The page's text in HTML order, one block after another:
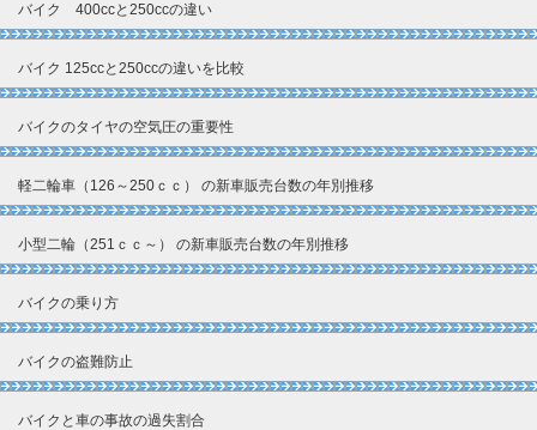
バイク 400ccと250ccの違い
バイク 125ccと250ccの違いを比較
バイクのタイヤの空気圧の重要性
軽二輪車（126～250ｃｃ） の新車販売台数の年別推移
小型二輪（251ｃｃ～） の新車販売台数の年別推移
バイクの乗り方
バイクの盗難防止
バイクと車の事故の過失割合